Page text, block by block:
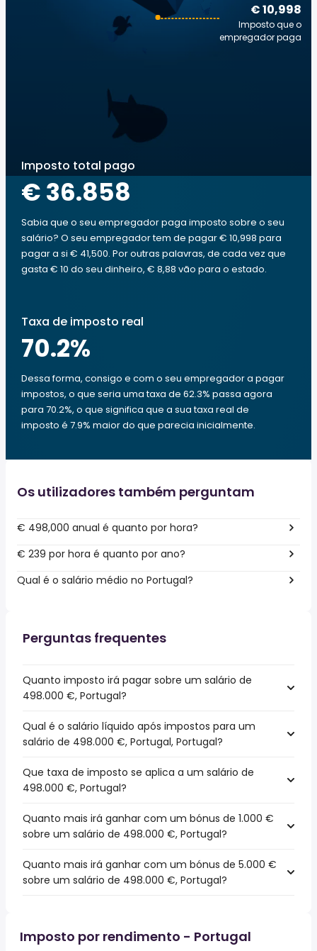
€ 10,998
Imposto que o
empregador paga
Imposto total pago
€ 36.858
Sabia que o seu empregador paga imposto sobre o seu
salário? O seu empregador tem de pagar € 10,998 para
pagar a si € 41,500. Por outras palavras, de cada vez que
gasta € 10 do seu dinheiro, € 8,88 vão para o estado.
Taxa de imposto real
70.2%
Dessa forma, consigo e com o seu empregador a pagar
impostos, o que seria uma taxa de 62.3% passa agora
para 70.2%, o que significa que a sua taxa real de
imposto é 7.9% maior do que parecia inicialmente.
Os utilizadores também perguntam
€ 498,000 anual é quanto por hora?
€ 239 por hora é quanto por ano?
Qual é o salário médio no Portugal?
Perguntas frequentes
Quanto imposto irá pagar sobre um salário de
498.000 €, Portugal?
Qual é o salário líquido após impostos para um
salário de 498.000 €, Portugal, Portugal?
Que taxa de imposto se aplica a um salário de
498.000 €, Portugal?
Quanto mais irá ganhar com um bónus de 1.000 €
sobre um salário de 498.000 €, Portugal?
Quanto mais irá ganhar com um bónus de 5.000 €
sobre um salário de 498.000 €, Portugal?
Imposto por rendimento - Portugal